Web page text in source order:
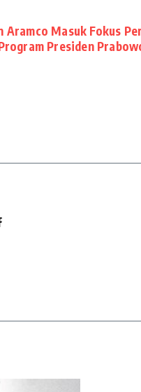
Aramco Masuk Fokus
Presiden